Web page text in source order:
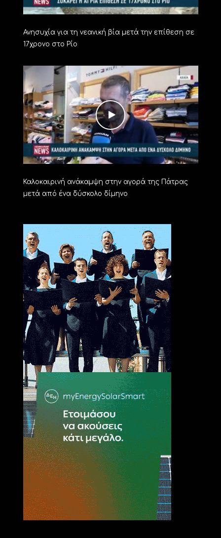
Ανησυχία για τη νεανική βία μετά την επίθεση σε
17χρονο στο Ρίο
Καλοκαιρινή ανάκαμψη στην αγορά της Πάτρας
μετά από ένα δύσκολο δίμηνο